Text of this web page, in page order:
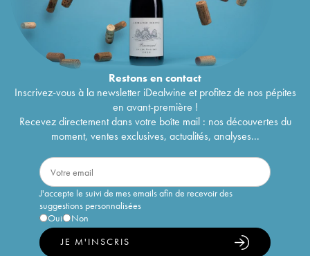
Restons encontact
Inscrivez-vous à la newsletter iDealwine et profitez de nos pépites
en avant-première !
Recevez directement dans votre boîte mail : nos découvertes du
moment, ventes exclusives, actualités, analyses...
J'accepte le suivi de mes emails afin de recevoir des
suggestions personnalisées
Oui
Non
JE M'INSCRIS